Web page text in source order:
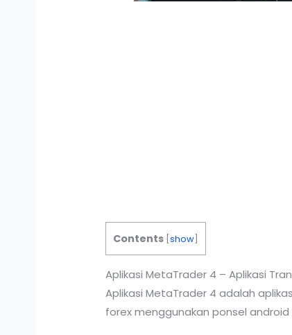
Contents [show
Aplikasi MetaTrader 4 – Aplikasi
Aplikasi MetaTrader 4 adalah
forex menggunakan ponsel